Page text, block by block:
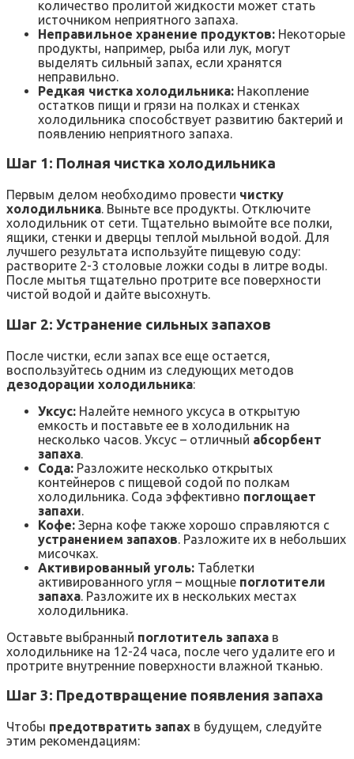
количество пролитой жидкости может стать
источником неприятного запаха.
Неправильное хранение продуктов: Некоторые
продукты, например, рыба или лук, могут
выделять сильный запах, если хранятся
неправильно.
Редкая чистка холодильника: Накопление
остатков пищи и грязи на полках и стенках
холодильника способствует развитию бактерий и
появлению неприятного запаха.
Шаг 1: Полная чистка холодильника
Первым делом необходимо провести чистку
холодильника. Выньте все продукты. Отключите
холодильник от сети. Тщательно вымойте все полки,
ящики, стенки и дверцы теплой мыльной водой. Для
лучшего результата используйте пищевую соду:
растворите 2-3 столовые ложки соды в литре воды.
После мытья тщательно протрите все поверхности
чистой водой и дайте высохнуть.
Шаг 2: Устранение сильных запахов
После чистки, если запах все еще остается,
воспользуйтесь одним из следующих методов
дезодорации холодильника:
Уксус: Налейте немного уксуса в открытую
емкость и поставьте ее в холодильник на
несколько часов. Уксус – отличный абсорбент
запаха
Сода: Разложите несколько открытых
контейнеров с пищевой содой по полкам
холодильника. Сода эффективно поглощает
запахи
Кофе: Зерна кофе также хорошо справляются с
устранением запахов . Разложите их в небольших
мисочках.
Активированный уголь: Таблетки
активированного угля – мощные поглотители
запаха . Разложите их в нескольких местах
холодильника.
Оставьте выбранный поглотитель запаха в
холодильнике на 12-24 часа, после чего удалите его и
протрите внутренние поверхности влажной тканью.
Шаг 3: Предотвращение появления запаха
Чтобы предотвратить запах в будущем, следуйте
этим рекомендациям: